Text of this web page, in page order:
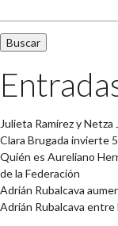
Julieta Ramírez y
Clara Brugada invierte
Quién es Aureliano
de la Federación
Adrián Rubalcava
Adrián Rubalcava